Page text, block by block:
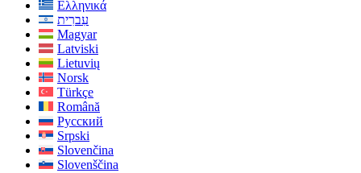
Ελληνικά
עִברִית
Magyar
Latviski
Lietuvių
Norsk
Türkçe
Română
Русский
Srpski
Slovenčina
Slovenščina